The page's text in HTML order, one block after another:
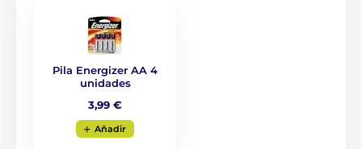
Las especificaciones técnicas pueden cambiar sin
Pila Energizer AA 4
unidades
3,99 €
Aňadir